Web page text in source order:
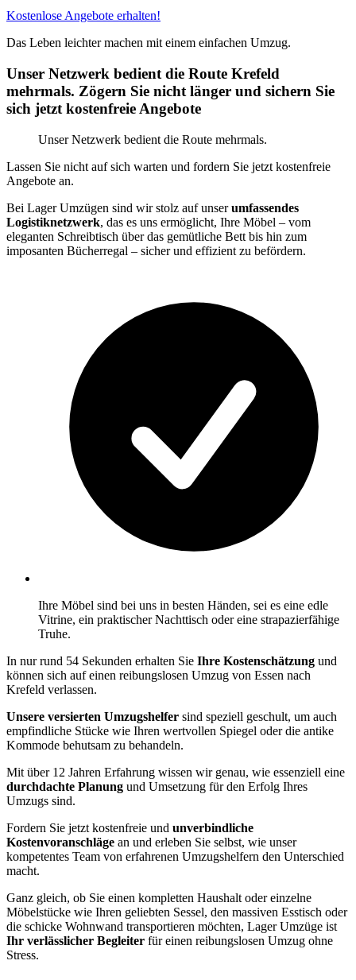
Kostenlose Angebote erhalten!
Das Leben leichter machen mit einem einfachen Umzug.
Unser Netzwerk bedient die Route Krefeld
mehrmals. Zögern Sie nicht länger und sichern Sie
sich jetzt kostenfreie Angebote
Unser Netzwerk bedient die Route mehrmals.
Lassen Sie nicht auf sich warten und fordern Sie jetzt kostenfreie
Angebote an.
Bei Lager Umzügen sind wir stolz auf unserumfassendes
Logistiknetzwerk, das es uns ermöglicht, Ihre Möbel – vom
eleganten Schreibtisch über das gemütliche Bett bis hin zum
imposanten Bücherregal – sicher und effizient zu befördern.
Ihre Möbel sind bei uns in besten Händen, sei es eine edle
Vitrine, ein praktischer Nachttisch oder eine strapazierfähige
Truhe.
In nur rund 54 Sekunden erhalten Sie Ihre Kostenschätzung und
können sich auf einen reibungslosen Umzug von Essen nach
Krefeld verlassen.
Unsere versierten Umzugshelfer sind speziell geschult, um auch
empfindliche Stücke wie Ihren wertvollen Spiegel oder die antike
Kommode behutsam zu behandeln.
Mit über 12 Jahren Erfahrung wissen wir genau, wie essenziell eine
durchdachte Planung und Umsetzung für den Erfolg Ihres
Umzugs sind.
Fordern Sie jetzt kostenfreie und unverbindliche
Kostenvoranschläge an und erleben Sie selbst, wie unser
kompetentes Team von erfahrenen Umzugshelfern den Unterschied
macht.
Ganz gleich, ob Sie einen kompletten Haushalt oder einzelne
Möbelstücke wie Ihren geliebten Sessel, den massiven Esstisch oder
die schicke Wohnwand transportieren möchten, Lager Umzüge ist
Ihr verlässlicher Begleiter für einen reibungslosen Umzug ohne
Stress.